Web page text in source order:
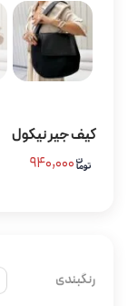
کیف جیر نیکول
رنگبندی